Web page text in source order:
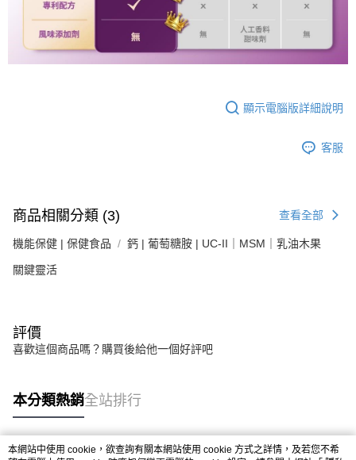
顯示電腦版詳細說明
客服
商品相關分類 (3) 查看全部
機能保健 | 保健食品 鈣 | 葡萄糖胺 | UC-II｜MSM｜乳油木果
關鍵靈活
評價
喜歡這個商品嗎？購買後給他一個好評吧
本分類熱銷全站排行
本網站中使用 cookie，欲查詢有關本網站使用 cookie 方式之詳情，及若您不希